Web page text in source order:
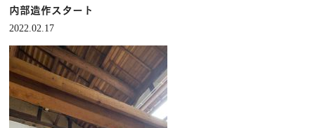
内部造作スタート
2022.02.17